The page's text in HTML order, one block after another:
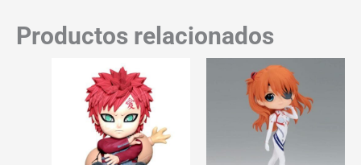
Productos relacionados